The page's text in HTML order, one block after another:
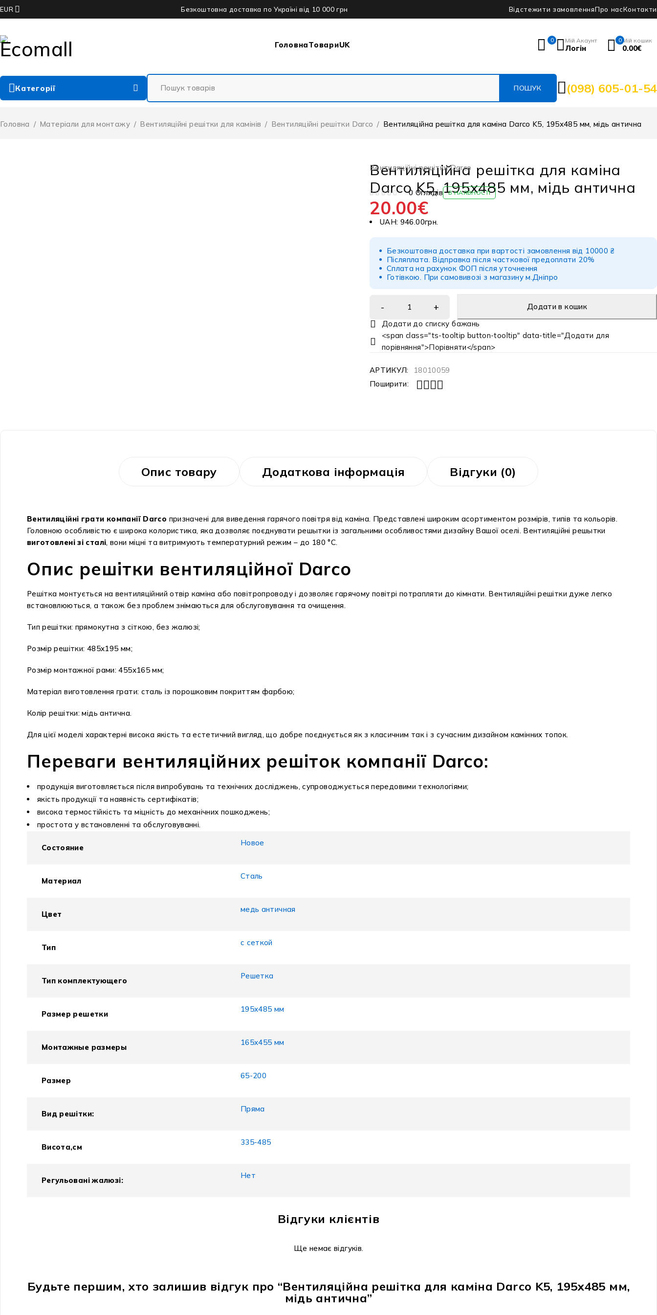
EUR Безкоштовна доставка по Україні від 10 000 грн Відстежити замовленняПро насКонтакти
ГоловнаТовариUK 0 Мій Акаунт
Логін
0 Мій кошик
0.00€
Категорії (098) 605-01-54
Головна / Матеріали для монтажу / Вентиляційні решітки для камінів / Вентиляційні решітки Darco / Вентиляційна решітка для каміна Darco K5, 195х485 мм, мідь антична
Вентиляційні решітки Darco
Вентиляційна решітка для каміна
Darco K5, 195х485 мм, мідь антична
0 Оглядів В НАЯВНОСТІ
20.00€
UAH: 946.00грн.
Безкоштовна доставка при вартості замовлення від 10000 ₴
Післяплата. Відправка після часткової предоплати 20%
Сплата на рахунок ФОП після уточнення
Готівкою. При самовивозі з магазину м.Дніпро
Додати в кошик
<span class="ts-tooltip button-tooltip" data-title="Додати для
порівняння">Порівняти</span>
АРТИКУЛ:
18010059
Поширити:
Опис товару Додаткова інформація Відгуки (0)
Вентиляційні грати компанії Darco призначені для виведення гарячого повітря від каміна. Представлені широким асортиментом розмірів, типів та кольорів.
Головною особливістю є широка колористика, яка дозволяє поєднувати решытки із загальними особливостями дизайну Вашої оселі. Вентиляційні решытки
виготовлені зі сталі, вони міцні та витримують температурний режим – до 180 °С.
Опис решітки вентиляційної Darсo
Решітка монтується на вентиляційний отвір каміна або повітропроводу і дозволяє гарячому повітрі потрапляти до кімнати. Вентиляційні решітки дуже легко
встановлюються, а також без проблем знімаються для обслуговування та очищення.
Тип решітки: прямокутна з сіткою, без жалюзі;
Розмір решітки: 485х195 мм;
Розмір монтажної рами: 455х165 мм;
Матеріал виготовлення грати: сталь із порошковим покриттям фарбою;
Колір решітки: мідь антична.
Для цієї моделі характерні висока якість та естетичний вигляд, що добре поєднується як з класичним так і з сучасним дизайном камінних топок.
Переваги вентиляційних решіток компанії Darco:
продукція виготовляється після випробувань та технічних досліджень, супроводжується передовими технологіями;
якість продукції та наявність сертифікатів;
висока термостійкість та міцність до механічних пошкоджень;
простота у встановленні та обслуговуванні.
Состояние
Новое
Материал
Сталь
Цвет
медь античная
Тип
с сеткой
Тип комплектующего
Решетка
Размер решетки
195х485 мм
Монтажные размеры
165х455 мм
Размер
65-200
Вид решітки:
Пряма
Висота,см
335-485
Регульовані жалюзі:
Нет
Відгуки клієнтів
Ще немає відгуків.
Будьте першим, хто залишив відгук про “Вентиляційна решітка для каміна Darco K5, 195х485 мм,
мідь антична”